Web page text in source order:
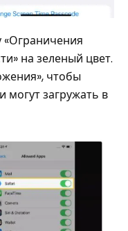
«Ограничения
на зеленый цвет.
чтобы
могут загружать в